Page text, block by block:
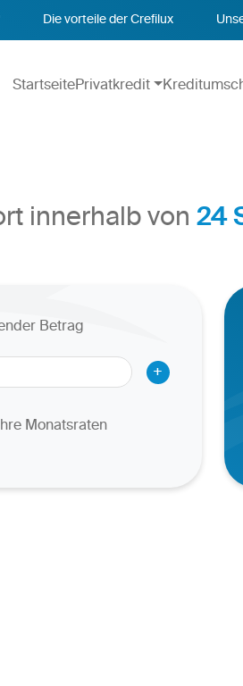
Die vorteile der Crefilux
StartseitePrivatkredit
innerhalb von24
Betrag
+
Monatsraten